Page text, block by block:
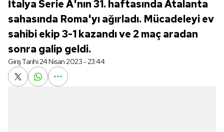
İtalya Serie A'nın 31. haftasında Atalanta
sahasında Roma'yı ağırladı. Mücadeleyi ev
sahibi ekip 3-1 kazandı ve 2 maç aradan
sonra galip geldi.
Giriş Tarihi:24 Nisan 2023 - 23:44